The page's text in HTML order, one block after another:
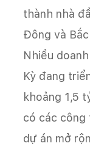
thành nhà
Đông và
Nhiều
Kỳ đang
khoảng 1,5
có các công
dự án mở